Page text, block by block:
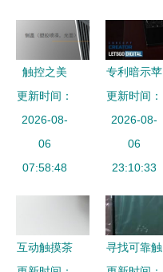
触控之美
塑造工业设
计中的产品
体验策略
更新时间：
2026-08-
06
07:58:48
专利暗示苹
果探索柔性
玻璃外屏的
iMac Pro触
控产品
更新时间：
2026-08-
06
23:10:33
互动触摸茶
寻找可靠触